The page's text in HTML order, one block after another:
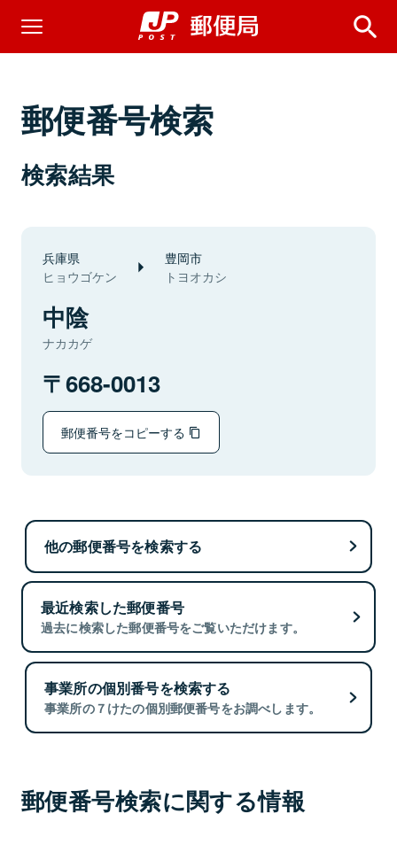
郵便番号検索
検索結果
兵庫県
ヒョウゴケン
豊岡市
トヨオカシ
中陰
ナカカゲ
668-0013
郵便番号をコピーする
他の郵便番号を検索する
最近検索した郵便番号
過去に検索した郵便番号をご覧いただけます。
事業所の個別番号を検索する
事業所の７けたの個別郵便番号をお調べします。
郵便番号検索に関する情報